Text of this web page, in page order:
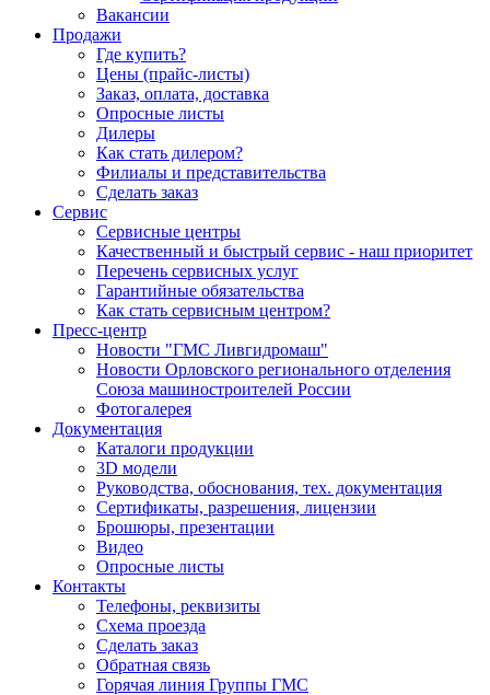
Вакансии
Продажи
Где купить?
Цены (прайс-листы)
Заказ, оплата, доставка
Опросные листы
Дилеры
Как стать дилером?
Филиалы и представительства
Сделать заказ
Сервис
Сервисные центры
Качественный и быстрый сервис - наш приоритет
Перечень сервисных услуг
Гарантийные обязательства
Как стать сервисным центром?
Пресс-центр
Новости "ГМС Ливгидромаш"
Новости Орловского регионального отделения
Союза машиностроителей России
Фотогалерея
Документация
Каталоги продукции
3D модели
Руководства, обоснования, тех. документация
Сертификаты, разрешения, лицензии
Брошюры, презентации
Видео
Опросные листы
Контакты
Телефоны, реквизиты
Схема проезда
Сделать заказ
Обратная связь
Горячая линия Группы ГМС